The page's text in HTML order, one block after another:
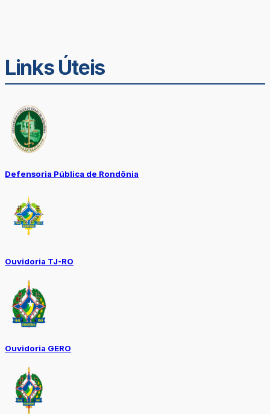
Links Úteis
Defensoria Pública de Rondônia
Ouvidoria TJ-RO
Ouvidoria GERO